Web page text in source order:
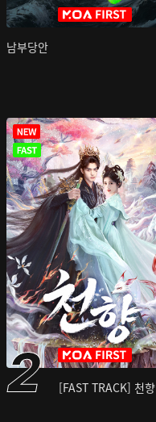
남부당안
[FAST TRACK] 천향